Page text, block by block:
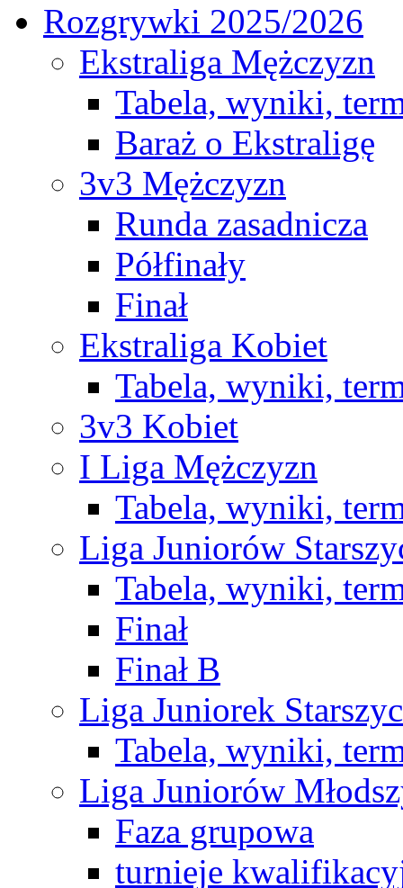
Rozgrywki 2025/2026
Ekstraliga Mężczyzn
Tabela, wyniki,
Baraż o Ekstraligę
3v3 Mężczyzn
Runda zasadnicza
Półfinały
Finał
Ekstraliga Kobiet
Tabela, wyniki,
3v3 Kobiet
I Liga Mężczyzn
Tabela, wyniki,
Liga Juniorów
Tabela, wyniki,
Finał
Finał B
Liga Juniorek
Tabela, wyniki,
Liga Juniorów
Faza grupowa
turnieje